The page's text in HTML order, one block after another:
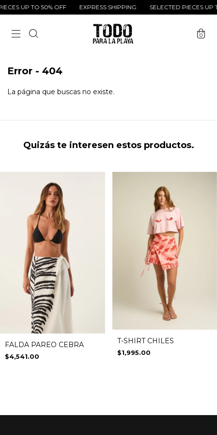
UP TO 50% OFF EXPRESS SHIPPING SELECTED PIECES UP
0
Error - 404
La página que buscas no existe.
Quizás te interesen estos productos.
FALDA PAREO CEBRA
$4,541.00
T-SHIRT CHILES
$1,995.00